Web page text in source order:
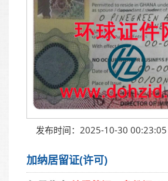
发布时间：2025-10-30
加纳居留证(许可)